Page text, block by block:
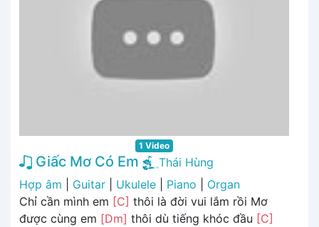
1 Video
Giấc Mơ Có Em
Thái Hùng
Hợp âm
Guitar Ukulele Piano
Organ
Chỉ cần mình em [C] thôi là đời vui lắm rồi Mơ
được cùng em [Dm] thôi dù tiếng khóc đầu [C]